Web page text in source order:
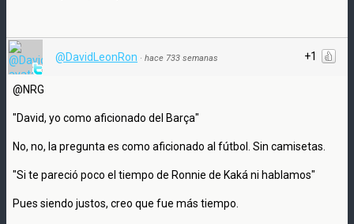
+1
@DavidLeonRon · hace 733 semanas
@NRG
"David, yo como aficionado del Barça"
No, no, la pregunta es como aficionado al fútbol. Sin camisetas.
"Si te pareció poco el tiempo de Ronnie de Kaká ni hablamos"
Pues siendo justos, creo que fue más tiempo.